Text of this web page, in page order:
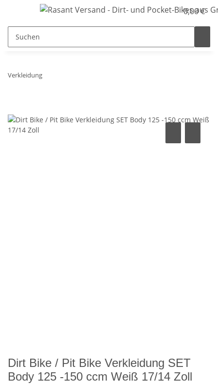
0,00 €
Verkleidung
Dirt Bike / Pit Bike Verkleidung SET
Body 125 -150 ccm Weiß 17/14 Zoll